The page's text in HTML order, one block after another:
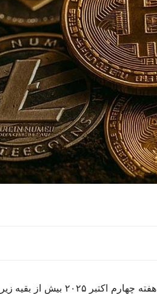
جزئیات
غرب؛ نجف و کربلا در آستانه ۵۰ درجه
ایرانی
به گزارش اقتصاد آنلاین به نقل از رمزارز نیوز، سه